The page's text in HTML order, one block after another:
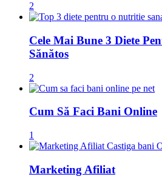
2
Cele Mai Bune 3 Diete
Sănătos
2
Cum Să Faci Bani Online
1
Marketing Afiliat